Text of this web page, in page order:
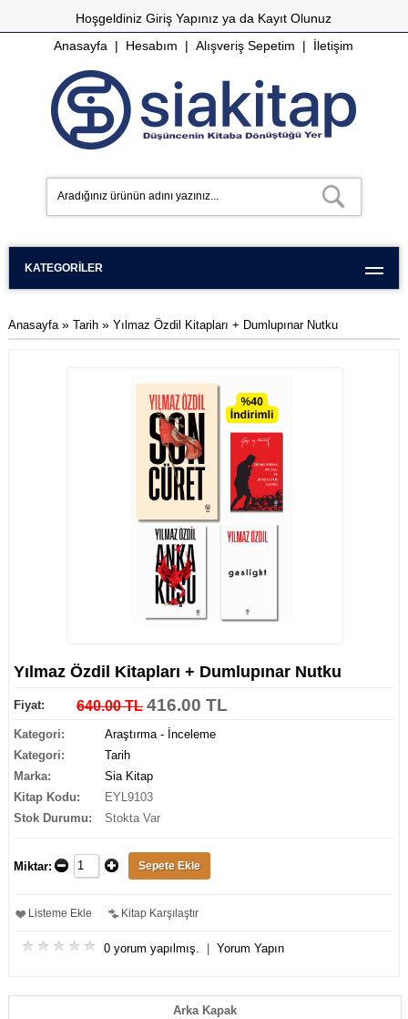
HoşgeldinizGiriş Yapınız ya da Kayıt Olunuz
Anasayfa | Hesabım |Alışveriş Sepetim | İletişim
KATEGORILER
Anasayfa » Tarih » Yılmaz Özdil Kitapları + Dumlupınar Nutku
Yılmaz Özdil Kitapları + Dumlupınar Nutku
Fiyat: 640.00 TL 416.00 TL
Kategori:
Araştırma - İnceleme
Kategori:
Tarih
Marka:
Sia Kitap
Kitap Kodu:
EYL9103
Stok Durumu:
Stokta Var
Miktar:
Listeme Ekle Kitap Karşılaştır
0 yorum yapılmış. Yorum Yapın
Arka Kapak